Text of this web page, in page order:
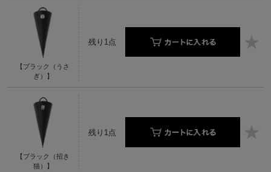
【ブラック（うさ
ぎ）】
残り1点
【ブラック（招き
猫）】
残り1点